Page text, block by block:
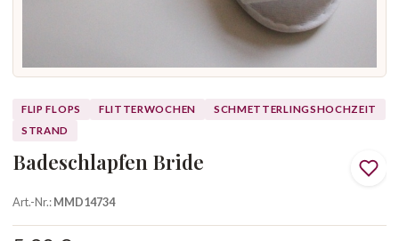
FLIP FLOPS FLITTERWOCHEN
SCHMETTERLINGSHOCHZEIT
STRAND
Badeschlapfen Bride
Art.-Nr.:MMD14734